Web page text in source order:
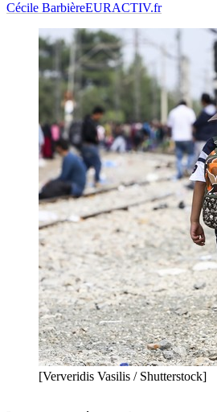
Cécile BarbièreEURACTIV.fr
[Ververidis Vasilis / Shutterstock]